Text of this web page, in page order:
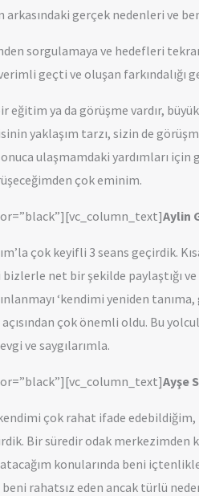
arkasındaki gerçek nedenleri ve
sorgulamaya ve hedefleri
geçti ve oluşan farkındalığı
ya da görüşme vardır,
yaklaşım tarzı, sizin de
ulaşmamdaki yardımları
çok eminim.
Aylin
çok keyifli 3 seans geçirdik.
net bir şekilde paylaştığı ve
‘kendimi yeniden
çok önemli oldu. Bu
ve saygılarımla.
Ayşe
çok rahat ifade edebildiğim,
Bir süredir odak merkezimden
konularında beni
rahatsız eden ancak türlü